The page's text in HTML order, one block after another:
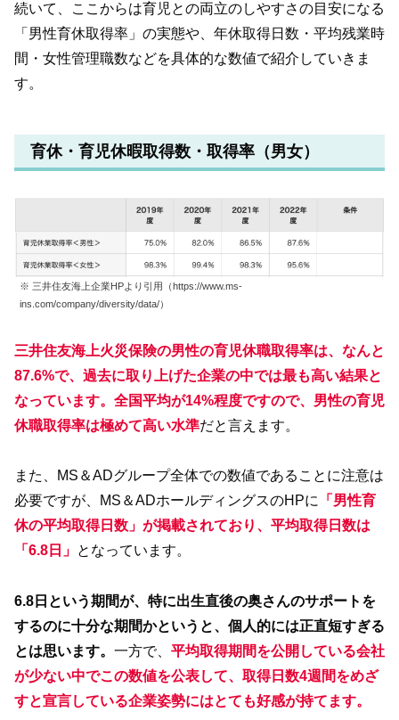
続いて、ここからは育児との両立のしやすさの目安になる
「男性育休取得率」の実態や、年休取得日数・平均残業時
間・女性管理職数などを具体的な数値で紹介していきま
す。
育休・育児休暇取得数・取得率（男女）
※ 三井住友海上企業HPより引用（https://www.ms-
ins.com/company/diversity/data/）
三井住友海上火災保険の男性の育児休職取得率は、なんと
87.6%で、過去に取り上げた企業の中では最も高い結果と
なっています。 全国平均が14%程度ですので、男性の育児
休職取得率は極めて高い水準だと言えます。
また、MS＆ADグループ全体での数値であることに注意は
必要ですが、MS＆ADホールディングスのHPに
「男性育
休の平均取得日数」が掲載されており、平均取得日数は
「6.8日」 となっています。
6.8日という期間が、特に出生直後の奥さんのサポートを
するのに十分な期間かというと、個人的には正直短すぎる
とは思います。 一方で、 平均取得期間を公開している会社
が少ない中でこの数値を公表して、取得日数4週間をめざ
すと宣言している企業姿勢にはとても好感が持てます。